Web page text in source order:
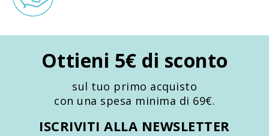
Ottieni 5€ di sconto
sul tuo primo acquisto
con una spesa minima di 69€.
ISCRIVITI ALLA NEWSLETTER